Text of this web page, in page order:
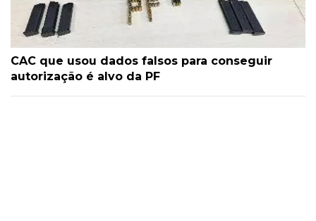
CAC que usou dados falsos para conseguir
autorização é alvo da PF